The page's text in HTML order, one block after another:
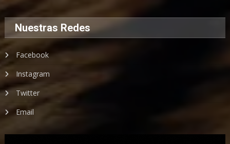
Nuestras Redes
Facebook
Instagram
Twitter
Email